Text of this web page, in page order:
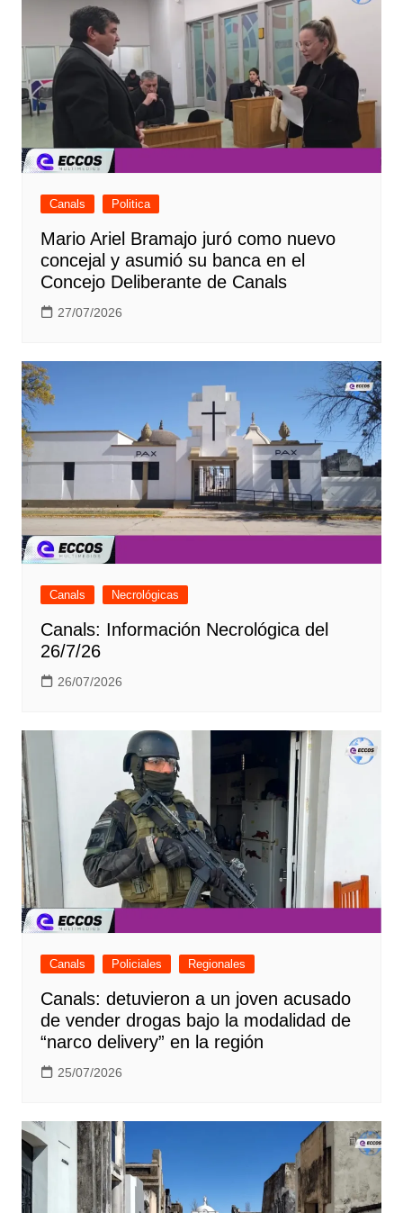
Canals Politica
Mario Ariel Bramajo juró como nuevo
concejal y asumió su banca en el
Concejo Deliberante de Canals
27/07/2026
Canals Necrológicas
Canals: Información Necrológica del
26/7/26
26/07/2026
Canals Policiales Regionales
Canals: detuvieron a un joven acusado
de vender drogas bajo la modalidad de
“narco delivery” en la región
25/07/2026